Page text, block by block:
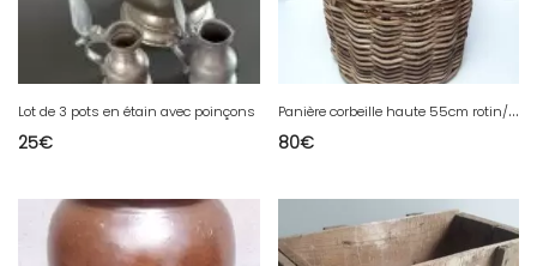
Lot de 3 pots en étain avec poinçons
25€
P
anière corbeille haute 55cm rotin/osier ronde ancienne
80€